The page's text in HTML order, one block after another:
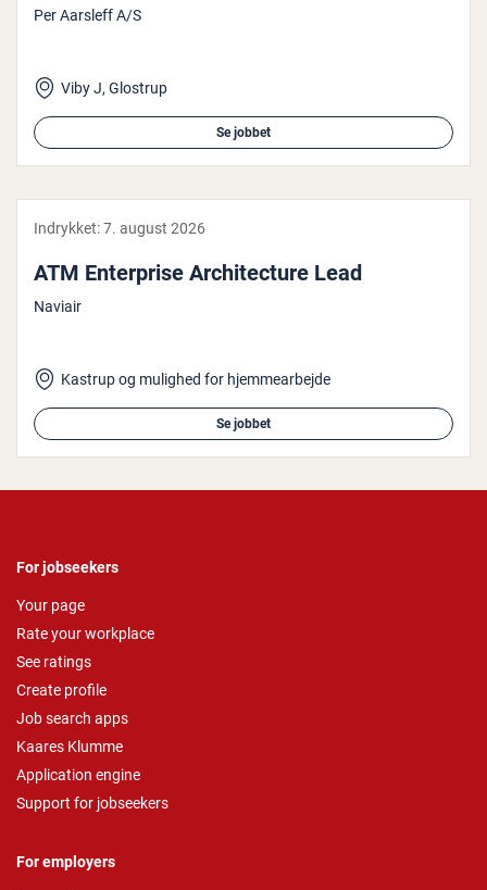
Per Aarsleff A/S
Viby J, Glostrup
Se jobbet
Indrykket:7. august 2026
ATM En­ter­pri­se Ar­chi­tec­tu­re Lead
Naviair
Kastrup og mulighed for hjemmearbejde
Se jobbet
For jobseekers
Your page
Rate your workplace
See ratings
Create profile
Job search apps
Kaares Klumme
Application engine
Support for jobseekers
For employers